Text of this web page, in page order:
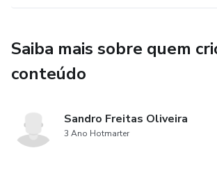
Saiba mais sobre quem
conteúdo
Sandro Freitas Oliveira
3 Ano Hotmarter